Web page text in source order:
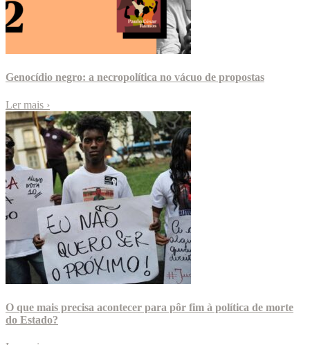
Genocídio negro: a necropolítica no vácuo de propostas
Ler mais ›
O que mais precisa acontecer para pôr fim à política de morte
do Estado?